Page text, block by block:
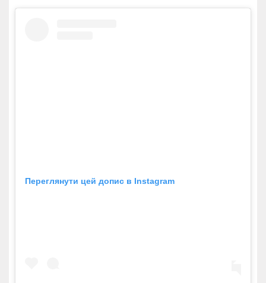
Переглянути цей допис в Instagram